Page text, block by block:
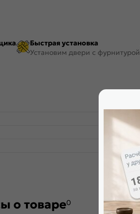
Быстрая установка
Установим двери с фурнитурой
о товаре0